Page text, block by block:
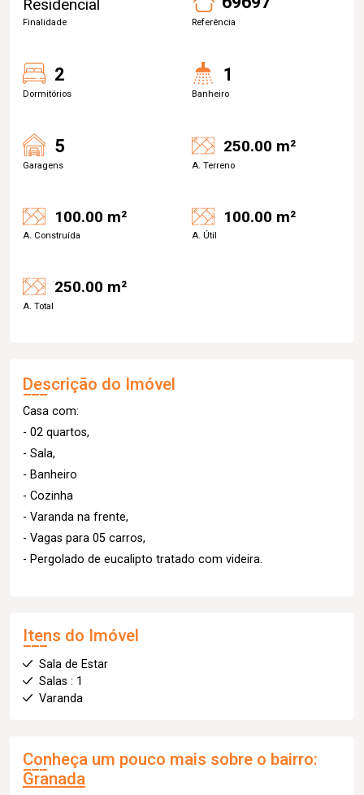
Residencial
Finalidade Referência
2
Dormitórios
1
Banheiro
5
Garagens
250.00 m²
A. Terreno
100.00 m²
A. Construída
100.00 m²
A. Útil
250.00 m²
A. Total
Descrição do Imóvel
Casa com:
- 02 quartos,
- Sala,
- Banheiro
- Cozinha
- Varanda na frente,
- Vagas para 05 carros,
- Pergolado de eucalipto tratado com videira.
Itens do Imóvel
Sala de Estar
Salas : 1
Varanda
Conheça um pouco mais sobre o bairro:
Granada